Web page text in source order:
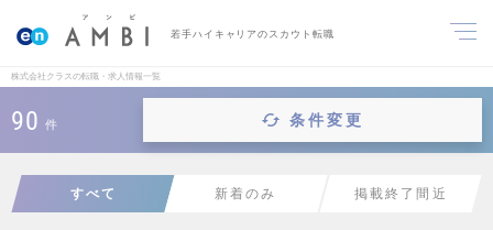
若手ハイキャリアのスカウト転職
株式会社クラスの転職・求人情報一覧
90 件 条件変更
すべて 新着のみ 掲載終了間近